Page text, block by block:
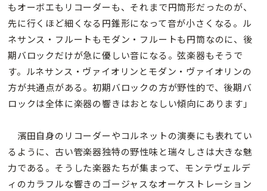
もオーボエもリコーダーも、それまで円筒形だったのが、
先に行くほど細くなる円錐形になって音が小さくなる。ル
ネサンス・フルートもモダン・フルートも円筒なのに、後
期バロックだけが急に優しい音になる。弦楽器もそうで
す。ルネサンス・ヴァイオリンとモダン・ヴァイオリンの
方が共通点がある。初期バロックの方が野性的で、後期バ
ロックは全体に楽器の響きはおとなしい傾向にあります」
濱田自身のリコーダーやコルネットの演奏にも表れてい
るように、古い管楽器独特の野性味と瑞々しさは大きな魅
力である。そうした楽器たちが集まって、モンテヴェルデ
ィのカラフルな響きのゴージャスなオーケストレーション